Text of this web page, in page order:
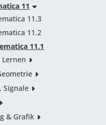
11
11.3
11.2
11.1
Signale
& Grafik